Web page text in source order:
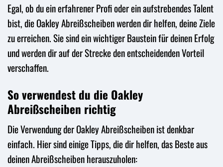
Egal, ob du ein erfahrener Profi oder ein aufstrebendes Talent
bist, die Oakley Abreißscheiben werden dir helfen, deine Ziele
zu erreichen. Sie sind ein wichtiger Baustein für deinen Erfolg
und werden dir auf der Strecke den entscheidenden Vorteil
verschaffen.
So verwendest du die Oakley
Abreißscheiben richtig
Die Verwendung der Oakley Abreißscheiben ist denkbar
einfach. Hier sind einige Tipps, die dir helfen, das Beste aus
deinen Abreißscheiben herauszuholen: